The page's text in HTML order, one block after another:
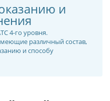
и
4-го уровня.
различный состав,
и способу